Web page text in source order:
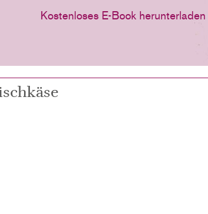
Kostenloses E-Book herunterladen